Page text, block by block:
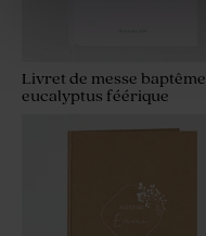
baptême
Livret de messe baptême
eucalyptus féérique